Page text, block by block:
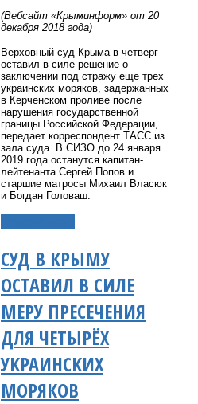
(Вебсайт «Крыминформ» от 20
декабря 2018 года)
Верховный суд Крыма в четверг
оставил в силе решение о
заключении под стражу еще трех
украинских моряков, задержанных
в Керченском проливе после
нарушения государственной
границы Российской Федерации,
передает корреспондент ТАСС из
зала суда. В СИЗО до 24 января
2019 года останутся капитан-
лейтенанта Сергей Попов и
старшие матросы Михаил Власюк
и Богдан Головаш.
СУД В КРЫМУ
ОСТАВИЛ В СИЛЕ
МЕРУ ПРЕСЕЧЕНИЯ
ДЛЯ ЧЕТЫРЁХ
УКРАИНСКИХ
МОРЯКОВ